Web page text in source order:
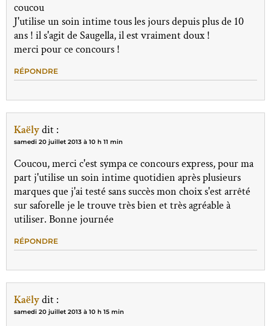
coucou
J'utilise un soin intime tous les jours depuis plus de 10
ans ! il s'agit de Saugella, il est vraiment doux !
merci pour ce concours !
RÉPONDRE
Kaëlydit :
samedi 20 juillet 2013 à 10 h 11 min
Coucou, merci c'est sympa ce concours express, pour ma
part j'utilise un soin intime quotidien après plusieurs
marques que j'ai testé sans succès mon choix s'est arrêté
sur saforelle je le trouve très bien et très agréable à
utiliser. Bonne journée
RÉPONDRE
Kaëlydit :
samedi 20 juillet 2013 à 10 h 15 min